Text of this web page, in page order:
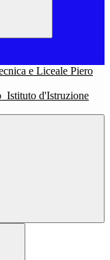
Istituto d'Istruzione